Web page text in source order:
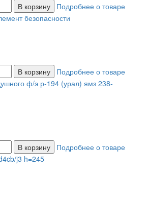
В корзину
Подробнее о товаре
безопасности
В корзину
Подробнее о товаре
ф/э р-194 (урал) ямз 238-
В корзину
Подробнее о товаре
j3 h=245